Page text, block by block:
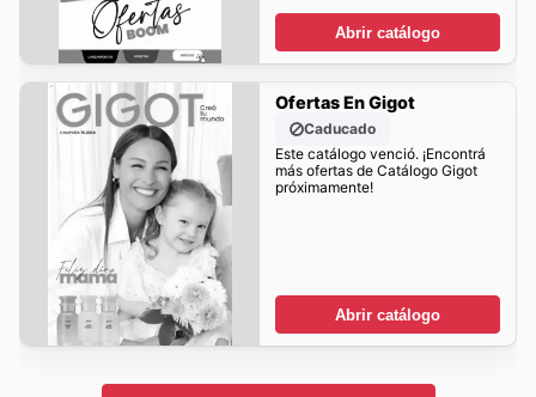
Abrir catálogo
Ofertas En Gigot
Caducado
Este catálogo venció. ¡Encontrá
más ofertas de Catálogo Gigot
próximamente!
Abrir catálogo